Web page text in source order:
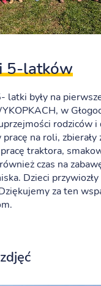
5-latków
latki były na
w
rodziców i
pracę na roli, zbierały
traktora,
czas na
Dzieci
za ten